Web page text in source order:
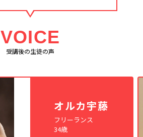
VOICE
受講後の生徒の声
オルカ宇藤
フリーランス
34歳